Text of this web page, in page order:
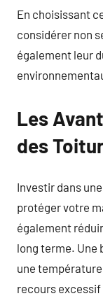
En choisissant
considérer non
également leur
Les
des
Investir dans
protéger votre
également
long terme. Une
une
recours